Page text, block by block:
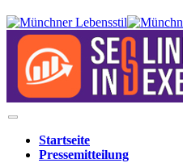
Startseite
Pressemitteilung